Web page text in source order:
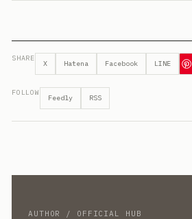
SHARE
X Hatena Facebook LINE
FOLLOW
Feedly RSS
AUTHOR / OFFICIAL HUB